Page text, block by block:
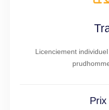
Licenciement